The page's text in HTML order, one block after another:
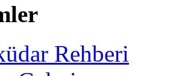
Rehberi